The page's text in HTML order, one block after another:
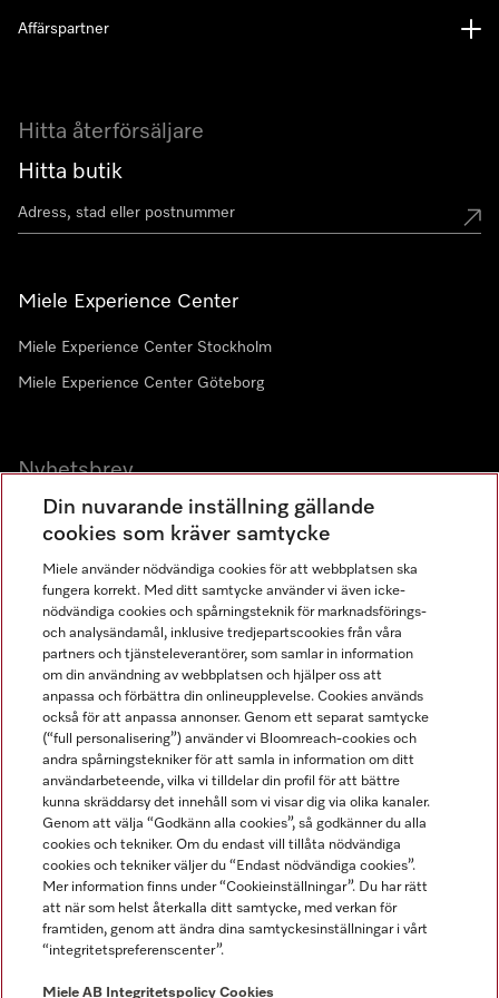
Hitta återförsäljare
Hitta butik
Miele Experience Center
Miele Experience Center Stockholm
Miele Experience Center Göteborg
Nyhetsbrev
Gå med i vår gemenskap
Affärspartner
Miele AB
Allmänna villkor
Användarvillkor
Miele tillgänglighetsförklaring
Lagen om digitala tjänster
Miele på LinkedIn
Miele på Facebook
Miele på Instagram
Miele på Youtube
Din nuvarande inställning gällande
cookies som kräver samtycke
Miele använder nödvändiga cookies för att webbplatsen ska
fungera korrekt. Med ditt samtycke använder vi även icke-
nödvändiga cookies och spårningsteknik för marknadsförings-
och analysändamål, inklusive tredjepartscookies från våra
partners och tjänsteleverantörer, som samlar in information
om din användning av webbplatsen och hjälper oss att
anpassa och förbättra din onlineupplevelse. Cookies används
också för att anpassa annonser. Genom ett separat samtycke
(“full personalisering”) använder vi Bloomreach-cookies och
andra spårningstekniker för att samla in information om ditt
användarbeteende, vilka vi tilldelar din profil för att bättre
kunna skräddarsy det innehåll som vi visar dig via olika kanaler.
Genom att välja “Godkänn alla cookies”, så godkänner du alla
cookies och tekniker. Om du endast vill tillåta nödvändiga
cookies och tekniker väljer du “Endast nödvändiga cookies”.
Mer information finns under “Cookieinställningar”. Du har rätt
att när som helst återkalla ditt samtycke, med verkan för
framtiden, genom att ändra dina samtyckesinställningar i vårt
“integritetspreferenscenter”.
Miele AB Integritetspolicy Cookies